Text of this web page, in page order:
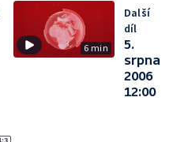
6 min
Další
díl
5.
srpna
2006
12:00